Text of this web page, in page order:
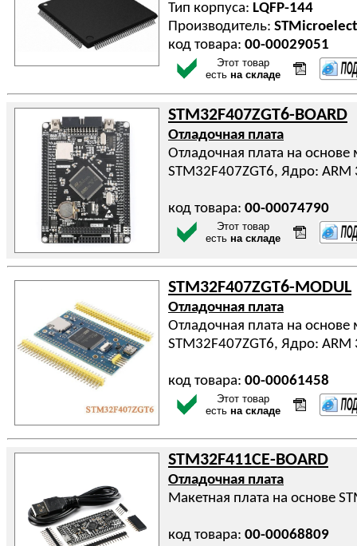
Тип корпуса: LQFP-144
Производитель:
код товара: 00-00029051
Этот товар
есть на складе
STM32F407ZGT6-BOARD
Отладочная плата
Отладочная плата на
STM32F407ZGT6, Ядро:
код товара: 00-00074790
Этот товар
есть на складе
STM32F407ZGT6-MODUL
Отладочная плата
Отладочная плата на
STM32F407ZGT6, Ядро:
код товара: 00-00061458
Этот товар
есть на складе
STM32F411CE-BOARD
Отладочная плата
Макетная плата на основе
код товара: 00-00068809